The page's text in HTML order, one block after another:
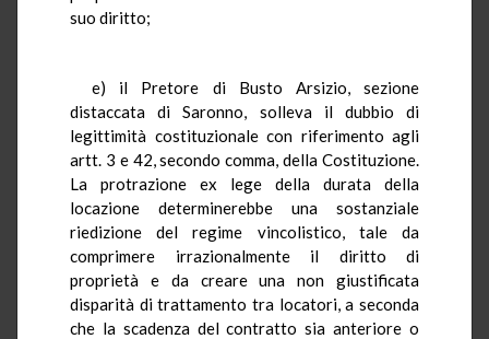
suo diritto;
e) il Pretore di Busto Arsizio, sezione
distaccata di Saronno, solleva il dubbio di
legittimità costituzionale con riferimento agli
artt. 3 e 42, secondo comma, della Costituzione.
La protrazione ex lege della durata della
locazione determinerebbe una sostanziale
riedizione del regime vincolistico, tale da
comprimere irrazionalmente il diritto di
proprietà e da creare una non giustificata
disparità di trattamento tra locatori, a seconda
che la scadenza del contratto sia anteriore o